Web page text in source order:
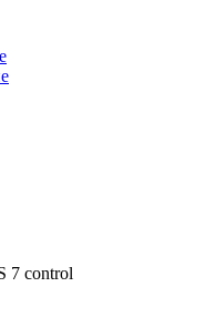
7 control